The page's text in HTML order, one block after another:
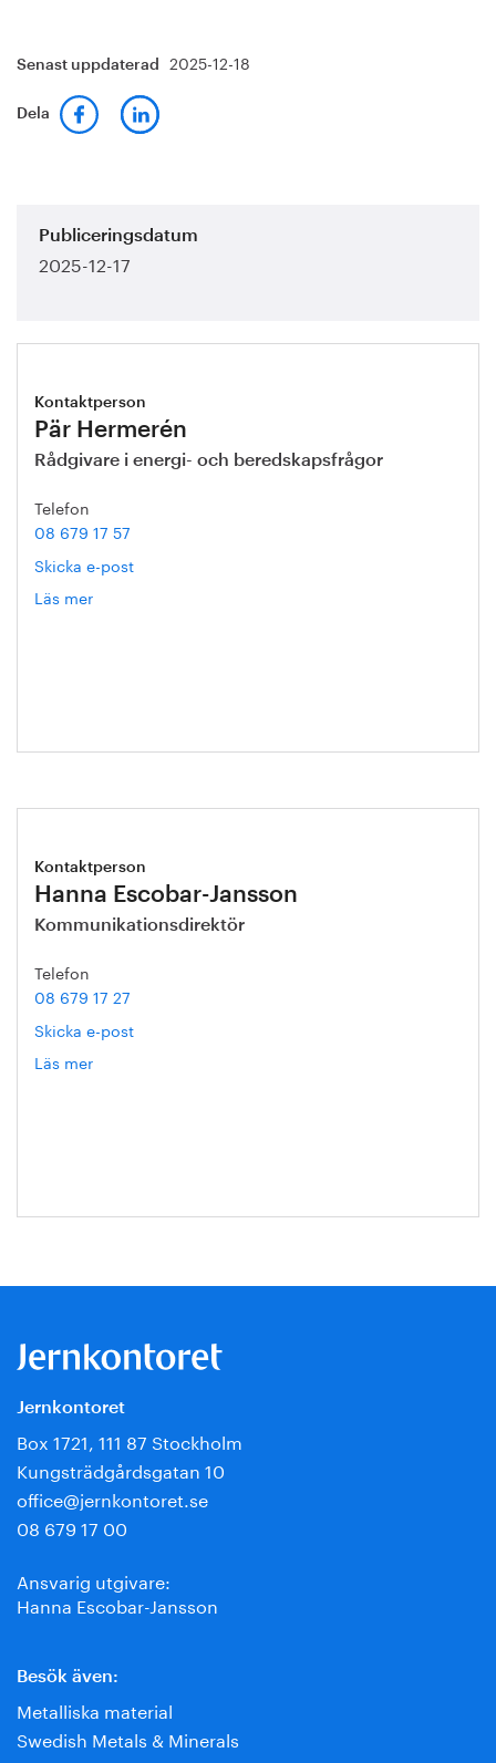
Senast uppdaterad 2025-12-18
Dela
Publiceringsdatum
2025-12-17
Kontaktperson
Pär Hermerén
Rådgivare i energi- och beredskapsfrågor
Telefon
08 679 17 57
Skicka e-post
Läs mer
Kontaktperson
Hanna Escobar-Jansson
Kommunikationsdirektör
Telefon
08 679 17 27
Skicka e-post
Läs mer
Jernkontoret
Box 1721, 111 87 Stockholm
Kungsträdgårdsgatan 10
office@jernkontoret.se
08 679 17 00
Ansvarig utgivare:
Hanna Escobar-Jansson
Besök även:
Metalliska material
Swedish Metals & Minerals